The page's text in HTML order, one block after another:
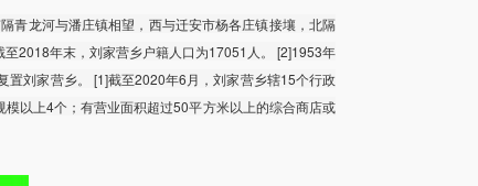
青龙河与潘庄镇相望，西与迁安市杨各庄镇接壤，北隔
2018年末，刘家营乡户籍人口为17051人。 [2]1953年
刘家营乡。 [1]截至2020年6月，刘家营乡辖15个行政
以上4个；有营业面积超过50平方米以上的综合商店或